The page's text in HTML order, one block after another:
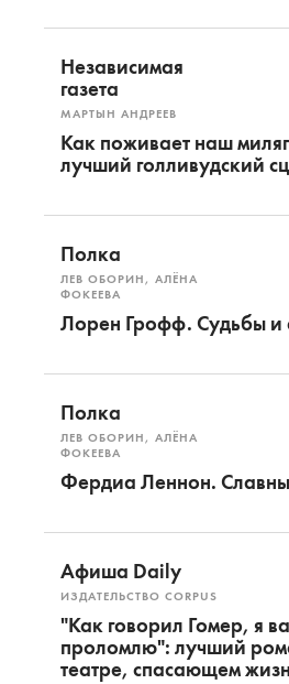
Независимая
газета
МАРТЫН АНДРЕЕВ
Как поживает наш
лучший голливудский
Полка
ЛЕВ ОБОРИН, АЛЁНА
ФОКЕЕВА
Лорен Грофф. Судьбы и
Полка
ЛЕВ ОБОРИН, АЛЁНА
ФОКЕЕВА
Фердиа Леннон.
Афиша Daily
ИЗДАТЕЛЬСТВО CORPUS
"Как говорил Гомер, я
проломлю": лучший
театре, спасающем